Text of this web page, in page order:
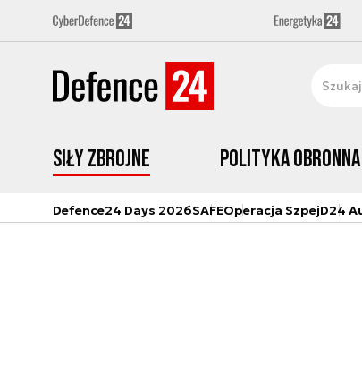
Siły zbrojne Polityka obronna
Defence24 Days 2026SAFEOperacja SzpejD24